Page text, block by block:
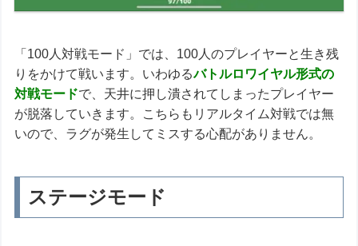
「100人対戦モード」では、100人のプレイヤーと生き残
りをかけて戦います。いわゆるバトルロワイヤル形式の
対戦モードで、天井に押し潰されてしまったプレイヤー
が脱落していきます。こちらもリアルタイム対戦では無
いので、ラグが発生してミスする心配がありません。
ステージモード